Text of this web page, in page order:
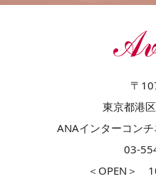
〒
東京都港
ANAインターコン
03-
＜OPEN＞